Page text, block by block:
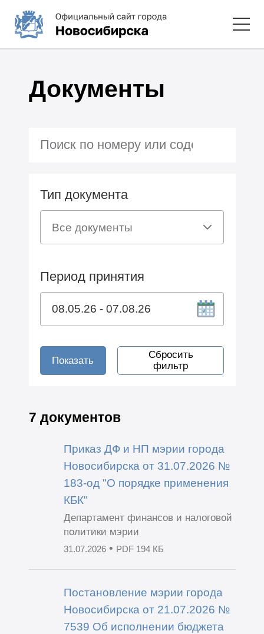
Документы
Тип документа
Период принятия
Показать
Сбросить
фильтр
7 документов
Приказ ДФ и НП мэрии города
Новосибирска от 31.07.2026 №
183-од "О порядке применения
КБК"
Департамент финансов и налоговой
политики мэрии
31.07.2026• PDF 194 КБ
Постановление мэрии города
Новосибирска от 21.07.2026 №
7539 Об исполнении бюджета